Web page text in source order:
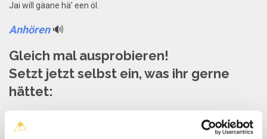
Jai will gäane hä’ een öl.
Anhören🔊
Gleich mal ausprobieren!
Setzt jetzt selbst ein, was ihr gerne
hättet:
Jeg vil gerne have ... xxx.